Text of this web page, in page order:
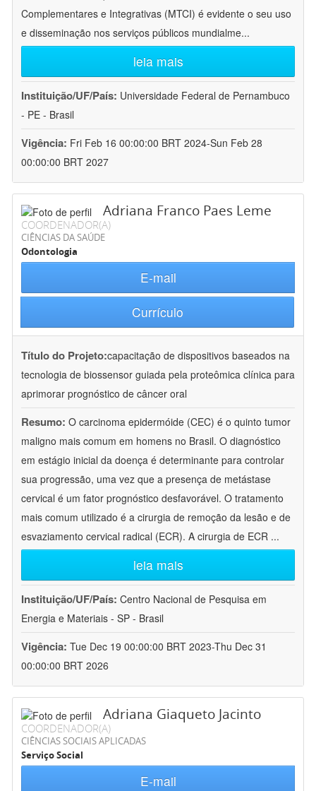
Complementares e Integrativas (MTCI) é evidente o seu uso
e disseminação nos serviços públicos mundialme...
leia mais
Instituição/UF/País: Universidade Federal de Pernambuco
- PE - Brasil
Vigência: Fri Feb 16 00:00:00 BRT 2024-Sun Feb 28
00:00:00 BRT 2027
Adriana Franco Paes Leme
COORDENADOR(A)
CIÊNCIAS DA SAÚDE
Odontologia
E-mail
Currículo
Título do Projeto:capacitação de dispositivos baseados na
tecnologia de biossensor guiada pela proteômica clínica para
aprimorar prognóstico de câncer oral
Resumo: O carcinoma epidermóide (CEC) é o quinto tumor
maligno mais comum em homens no Brasil. O diagnóstico
em estágio inicial da doença é determinante para controlar
sua progressão, uma vez que a presença de metástase
cervical é um fator prognóstico desfavorável. O tratamento
mais comum utilizado é a cirurgia de remoção da lesão e de
esvaziamento cervical radical (ECR). A cirurgia de ECR ...
leia mais
Instituição/UF/País: Centro Nacional de Pesquisa em
Energia e Materiais - SP - Brasil
Vigência: Tue Dec 19 00:00:00 BRT 2023-Thu Dec 31
00:00:00 BRT 2026
Adriana Giaqueto Jacinto
COORDENADOR(A)
CIÊNCIAS SOCIAIS APLICADAS
Serviço Social
E-mail